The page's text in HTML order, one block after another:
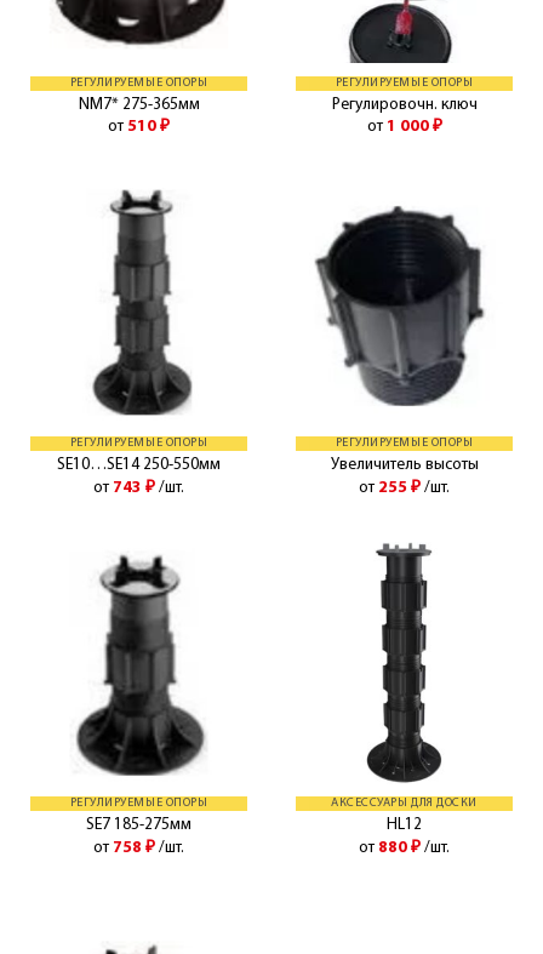
РЕГУЛИРУЕМЫЕ ОПОРЫ
NM7* 275-365мм
от 510 ₽
РЕГУЛИРУЕМЫЕ ОПОРЫ
Регулировочн. ключ
от 1 000 ₽
РЕГУЛИРУЕМЫЕ ОПОРЫ
SE10…SE14 250-550мм
от 743 ₽ /шт.
РЕГУЛИРУЕМЫЕ ОПОРЫ
Увеличитель высоты
от 255 ₽ /шт.
РЕГУЛИРУЕМЫЕ ОПОРЫ
SE7 185-275мм
от 758 ₽ /шт.
АКСЕССУАРЫ ДЛЯ ДОСКИ
HL12
от 880 ₽ /шт.